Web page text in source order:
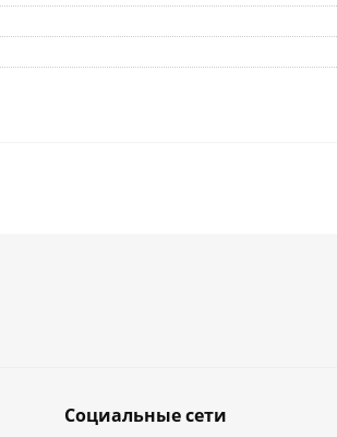
Социальные сети